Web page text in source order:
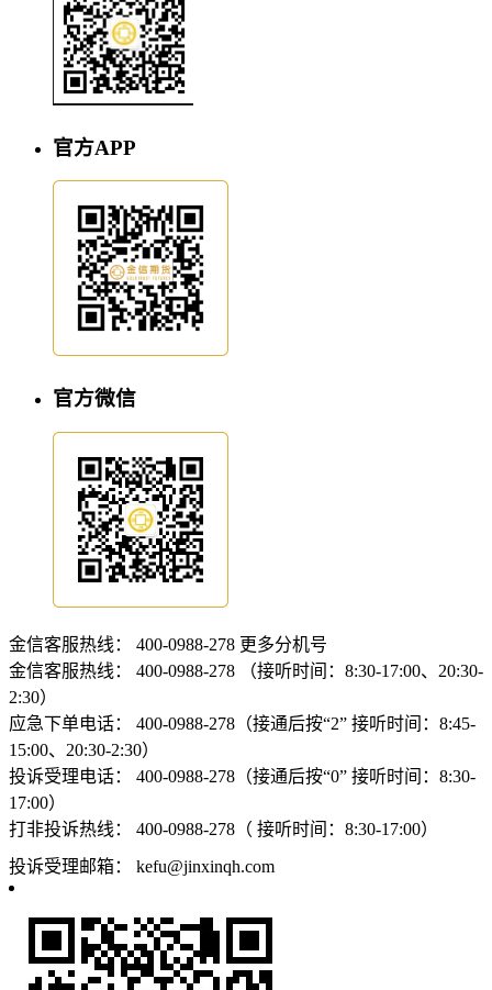
官方APP
官方微信
金信客服热线： 400-0988-278 更多分机号
金信客服热线：
400-0988-278 （接听时间：8:30-17:00、20:30-
2:30）
应急下单电话：
400-0988-278（接通后按“2” 接听时间：8:45-
15:00、20:30-2:30）
投诉受理电话：
400-0988-278（接通后按“0” 接听时间：8:30-
17:00）
打非投诉热线：
400-0988-278（ 接听时间：8:30-17:00）
投诉受理邮箱：
kefu@jinxinqh.com